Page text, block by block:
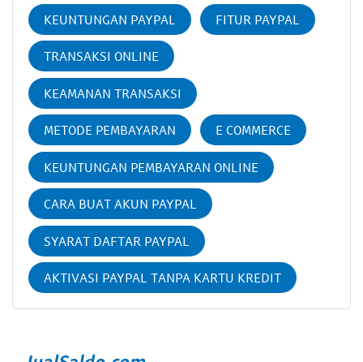
KEUNTUNGAN PAYPAL FITUR PAYPAL
TRANSAKSI ONLINE
KEAMANAN TRANSAKSI
METODE PEMBAYARAN E COMMERCE
KEUNTUNGAN PEMBAYARAN ONLINE
CARA BUAT AKUN PAYPAL
SYARAT DAFTAR PAYPAL
AKTIVASI PAYPAL TANPA KARTU KREDIT